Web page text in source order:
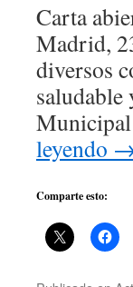
Carta
Madrid,
diversos
leyendo
Comparte esto: